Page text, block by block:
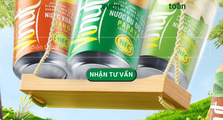
vườn
toàn